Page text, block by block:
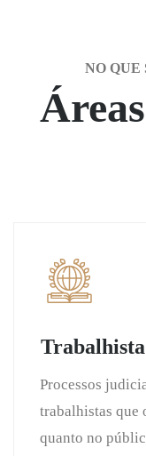
NO QUE
Trabalhista
Processos
trabalhistas que
quanto no